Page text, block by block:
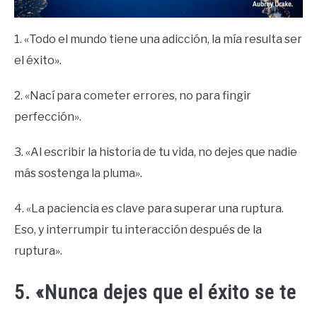
1. «Todo el mundo tiene una adicción, la mía resulta ser
el éxito».
2. «Nací para cometer errores, no para fingir
perfección».
3. «Al escribir la historia de tu vida, no dejes que nadie
más sostenga la pluma».
4. «La paciencia es clave para superar una ruptura.
Eso, y interrumpir tu interacción después de la
ruptura».
5. «Nunca dejes que el éxito se te